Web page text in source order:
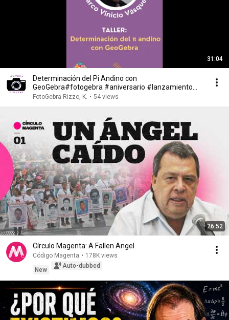
31:04
Determinación del Pi Andino con
GeoGebra#fotogebra #aniversario #lanzamiento
#FotoGebra2025
FotoGebra Rizzo, K. • 54 views
26:52
Círculo Magenta: A Fallen Angel
Código Magenta • 178K views
New
Auto-dubbed